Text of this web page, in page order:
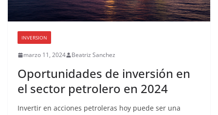
INVERSION
marzo 11, 2024 Beatriz Sanchez
Oportunidades de inversión en
el sector petrolero en 2024
Invertir en acciones petroleras hoy puede ser una